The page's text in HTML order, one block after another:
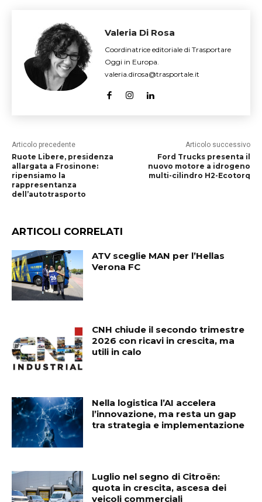
Valeria Di Rosa
Coordinatrice editoriale di Trasportare
Oggi in Europa.
valeria.dirosa@trasportale.it
Articolo precedente
Ruote Libere, presidenza
allargata a Frosinone:
ripensiamo la
rappresentanza
dell’autotrasporto
Articolo successivo
Ford Trucks presenta il
nuovo motore a idrogeno
multi-cilindro H2-Ecotorq
ARTICOLI CORRELATI
ATV sceglie MAN per l’Hellas
Verona FC
CNH chiude il secondo trimestre
2026 con ricavi in crescita, ma
utili in calo
Nella logistica l’AI accelera
l’innovazione, ma resta un gap
tra strategia e implementazione
Luglio nel segno di Citroën:
quota in crescita, ascesa dei
veicoli commerciali